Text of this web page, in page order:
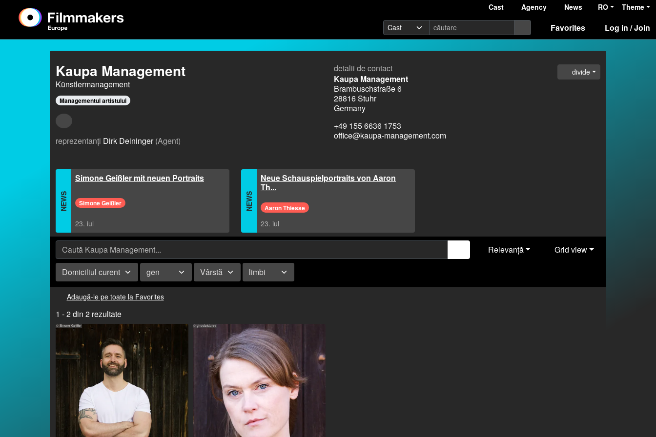
Cast Agency News RO Theme
Favorites Log in / Join
Kaupa Management
Künstlermanagement
Managementul artistului
reprezentanți Dirk Deininger(Agent)
detalii de contact
Kaupa Management
Brambuschstraße 6
28816 Stuhr
Germany
+49 155 6636 1753
office@kaupa-management.com
divide
NEWS
Simone Geißler mit neuen Portraits
Simone Geißler
23. iul
NEWS
Neue Schauspielportraits von Aaron
Th...
Aaron Thiesse
23. iul
Relevanţă
Grid view
Domiciliul curent
gen Vârstă limbi
Adaugă-le pe toate la Favorites
1 - 2 din 2 rezultate
© Simone Geißler © ghostpictures